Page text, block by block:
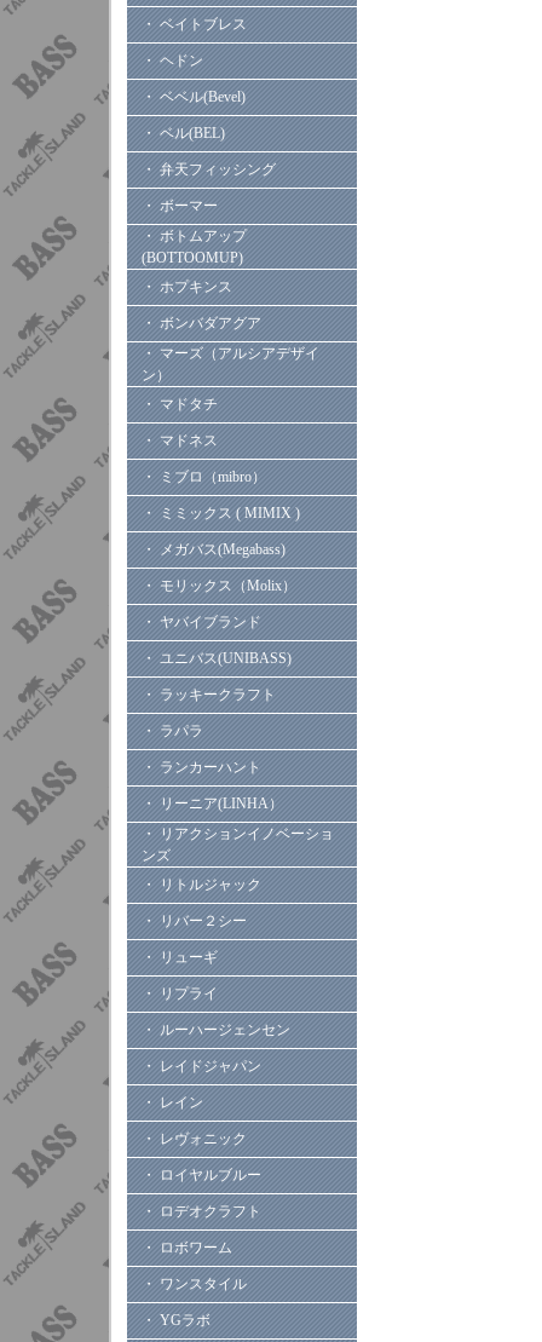
・ ベイトブレス
・ ヘドン
・ ベベル(Bevel)
・ ベル(BEL)
・ 弁天フィッシング
・ ボーマー
・ ボトムアップ
(BOTTOOMUP)
・ ホプキンス
・ ボンバダアグア
・ マーズ（アルシアデザイ
ン）
・ マドタチ
・ マドネス
・ ミブロ（mibro）
・ ミミックス ( MIMIX )
・ メガバス(Megabass)
・ モリックス（Molix）
・ ヤバイブランド
・ ユニバス(UNIBASS)
・ ラッキークラフト
・ ラパラ
・ ランカーハント
・ リーニア(LINHA）
・ リアクションイノベーショ
ンズ
・ リトルジャック
・ リバー２シー
・ リューギ
・ リプライ
・ ルーハージェンセン
・ レイドジャパン
・ レイン
・ レヴォニック
・ ロイヤルブルー
・ ロデオクラフト
・ ロボワーム
・ ワンスタイル
・ YGラボ